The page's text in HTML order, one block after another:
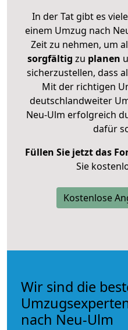
In der Tat gibt es
einem Umzug nach
Zeit zu nehmen, um
sorgfältig zu planen
sicherzustellen, dass
Mit der richtigen
deutschlandweiter
Neu-Ulm erfolgreich
dafür
Füllen Sie jetzt das
Sie
Kostenlose
Wir sind die
nach Neu-Ulm